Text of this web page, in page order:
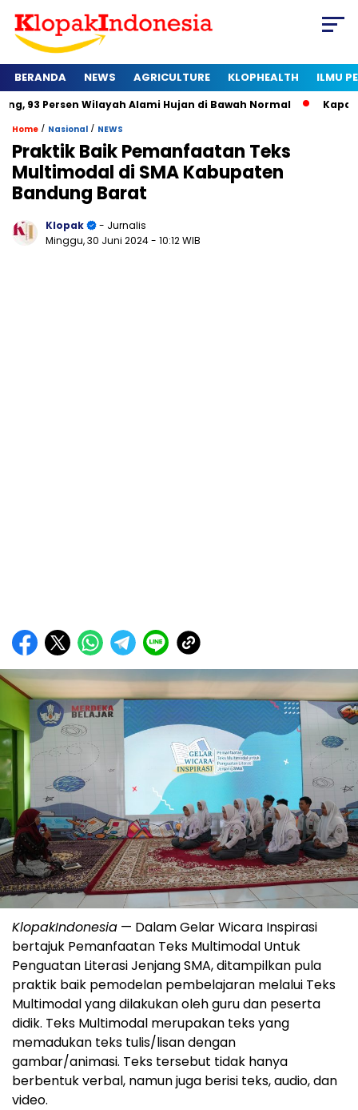
BERANDA NEWS AGRICULTURE KLOPHEALTH ILMU
Wilayah Alami Hujan di Bawah Normal Kapan Sertifikat
Home / Nasional / NEWS
Praktik Baik Pemanfaatan Teks
Multimodal di SMA Kabupaten
Bandung Barat
Klopak
- Jurnalis
Minggu, 30 Juni 2024- 10:12 WIB
KlopakIndonesia — Dalam Gelar Wicara Inspirasi
bertajuk Pemanfaatan Teks Multimodal Untuk
Penguatan Literasi Jenjang SMA, ditampilkan pula
praktik baik pemodelan pembelajaran melalui Teks
Multimodal yang dilakukan oleh guru dan peserta
didik. Teks Multimodal merupakan teks yang
memadukan teks tulis/lisan dengan
gambar/animasi. Teks tersebut tidak hanya
berbentuk verbal, namun juga berisi teks, audio, dan
video.